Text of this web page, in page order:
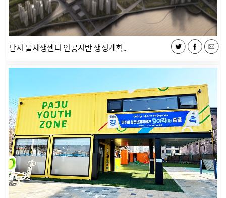
난지 물재생센터 인공지반 생성계획..